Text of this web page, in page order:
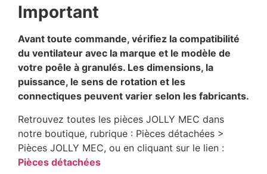
Important
Avant toute commande, vérifiez la compatibilité
du ventilateur avec la marque et le modèle de
votre poêle à granulés. Les dimensions, la
puissance, le sens de rotation et les
connectiques peuvent varier selon les fabricants.
Retrouvez toutes les pièces JOLLY MEC dans
notre boutique, rubrique : Pièces détachées >
Pièces JOLLY MEC, ou en cliquant sur le lien :
Pièces détachées